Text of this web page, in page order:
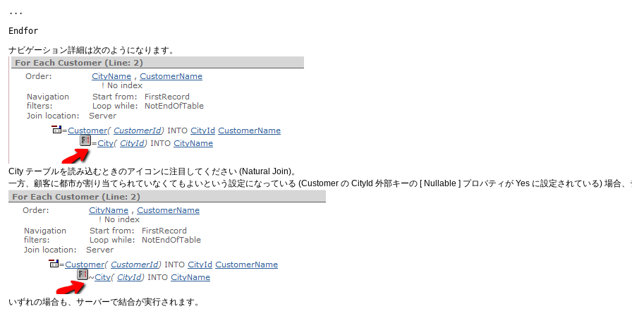
...
Endfor
ナビゲーション詳細は次のようになります。
City テーブルを読み込むときのアイコンに注目してください (Natural Join)。
一方、顧客に都市が割り当てられていなくてもよいという設定になっている (Customer の CityId 外部キーの [ Nullable ] プロパティが Yes に設定されている) 場合
いずれの場合も、サーバーで結合が実行されます。